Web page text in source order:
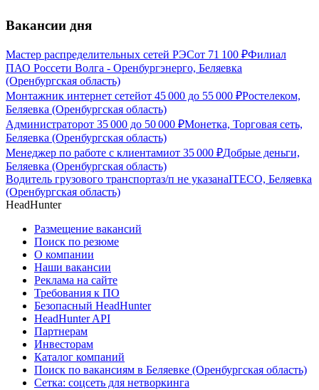
Вакансии дня
Мастер распределительных сетей РЭСот 71 100 ₽Филиал
ПАО Россети Волга - Оренбургэнерго, Беляевка
(Оренбургская область)
Монтажник интернет сетейот 45 000 до 55 000 ₽Ростелеком,
Беляевка (Оренбургская область)
Администраторот 35 000 до 50 000 ₽Монетка, Торговая сеть,
Беляевка (Оренбургская область)
Менеджер по работе с клиентамиот 35 000 ₽Добрые деньги,
Беляевка (Оренбургская область)
Водитель грузового транспортаз/п не указанаITECO, Беляевка
(Оренбургская область)
HeadHunter
Размещение вакансий
Поиск по резюме
О компании
Наши вакансии
Реклама на сайте
Требования к ПО
Безопасный HeadHunter
HeadHunter API
Партнерам
Инвесторам
Каталог компаний
Поиск по вакансиям в Беляевке (Оренбургская область)
Сетка: соцсеть для нетворкинга